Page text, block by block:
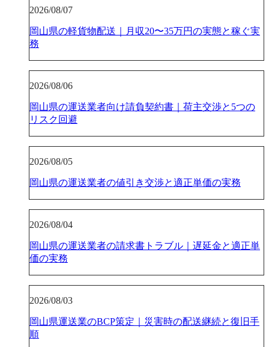
2026/08/07
岡山県の軽貨物配送｜月収20〜35万円の実態と稼ぐ実
務
2026/08/06
岡山県の運送業者向け請負契約書｜荷主交渉と5つの
リスク回避
2026/08/05
岡山県の運送業者の値引き交渉と適正単価の実務
2026/08/04
岡山県の運送業者の請求書トラブル｜遅延金と適正単
価の実務
2026/08/03
岡山県運送業のBCP策定｜災害時の配送継続と復旧手
順